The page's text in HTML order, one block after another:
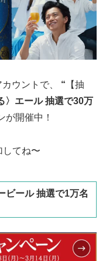
ウントで、 “ 【抽
〉エール 抽選で30万
が開催中！
してね〜
ビール 抽選で1万名